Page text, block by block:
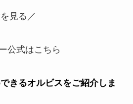
見る／
公式はこちら
きるオルビスをご紹介しま